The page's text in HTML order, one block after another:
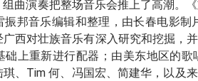
曲演奏把整场音乐会推上了高潮。
振邦音乐编辑和整理，由长春电影
西对壮族音乐有深入研究和挖掘，
础上重新进行配器；由美东地区的
、Tim 何、冯国宏、简建华，以及